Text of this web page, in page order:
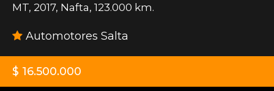
MT, 2017, Nafta, 123.000 km.
Automotores Salta
$ 16.500.000